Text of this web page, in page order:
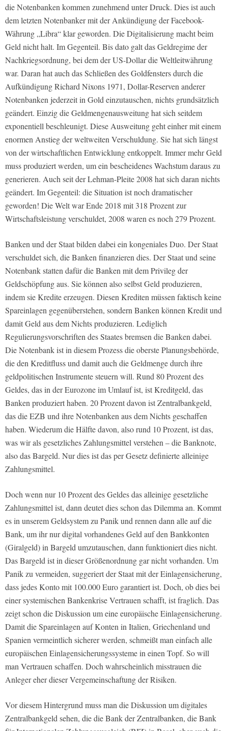
die Notenbanken kommen zunehmend unter Druck. Dies ist auch
dem letzten Notenbanker mit der Ankündigung der Facebook-
Währung „Libra“ klar geworden. Die Digitalisierung macht beim
Geld nicht halt. Im Gegenteil. Bis dato galt das Geldregime der
Nachkriegsordnung, bei dem der US-Dollar die Weltleitwährung
war. Daran hat auch das Schließen des Goldfensters durch die
Aufkündigung Richard Nixons 1971, Dollar-Reserven anderer
Notenbanken jederzeit in Gold einzutauschen, nichts grundsätzlich
geändert. Einzig die Geldmengenausweitung hat sich seitdem
exponentiell beschleunigt. Diese Ausweitung geht einher mit einem
enormen Anstieg der weltweiten Verschuldung. Sie hat sich längst
von der wirtschaftlichen Entwicklung entkoppelt. Immer mehr Geld
muss produziert werden, um ein bescheidenes Wachstum daraus zu
generieren. Auch seit der Lehman-Pleite 2008 hat sich daran nichts
geändert. Im Gegenteil: die Situation ist noch dramatischer
geworden! Die Welt war Ende 2018 mit 318 Prozent zur
Wirtschaftsleistung verschuldet, 2008 waren es noch 279 Prozent.
Banken und der Staat bilden dabei ein kongeniales Duo. Der Staat
verschuldet sich, die Banken finanzieren dies. Der Staat und seine
Notenbank statten dafür die Banken mit dem Privileg der
Geldschöpfung aus. Sie können also selbst Geld produzieren,
indem sie Kredite erzeugen. Diesen Krediten müssen faktisch keine
Spareinlagen gegenüberstehen, sondern Banken können Kredit und
damit Geld aus dem Nichts produzieren. Lediglich
Regulierungsvorschriften des Staates bremsen die Banken dabei.
Die Notenbank ist in diesem Prozess die oberste Planungsbehörde,
die den Kreditfluss und damit auch die Geldmenge durch ihre
geldpolitischen Instrumente steuern will. Rund 80 Prozent des
Geldes, das in der Eurozone im Umlauf ist, ist Kreditgeld, das
Banken produziert haben. 20 Prozent davon ist Zentralbankgeld,
das die EZB und ihre Notenbanken aus dem Nichts geschaffen
haben. Wiederum die Hälfte davon, also rund 10 Prozent, ist das,
was wir als gesetzliches Zahlungsmittel verstehen – die Banknote,
also das Bargeld. Nur dies ist das per Gesetz definierte alleinige
Zahlungsmittel.
Doch wenn nur 10 Prozent des Geldes das alleinige gesetzliche
Zahlungsmittel ist, dann deutet dies schon das Dilemma an. Kommt
es in unserem Geldsystem zu Panik und rennen dann alle auf die
Bank, um ihr nur digital vorhandenes Geld auf den Bankkonten
(Giralgeld) in Bargeld umzutauschen, dann funktioniert dies nicht.
Das Bargeld ist in dieser Größenordnung gar nicht vorhanden. Um
Panik zu vermeiden, suggeriert der Staat mit der Einlagensicherung,
dass jedes Konto mit 100.000 Euro garantiert ist. Doch, ob dies bei
einer systemischen Bankenkrise Vertrauen schafft, ist fraglich. Das
zeigt schon die Diskussion um eine europäische Einlagensicherung.
Damit die Spareinlagen auf Konten in Italien, Griechenland und
Spanien vermeintlich sicherer werden, schmeißt man einfach alle
europäischen Einlagensicherungssysteme in einen Topf. So will
man Vertrauen schaffen. Doch wahrscheinlich misstrauen die
Anleger eher dieser Vergemeinschaftung der Risiken.
Vor diesem Hintergrund muss man die Diskussion um digitales
Zentralbankgeld sehen, die die Bank der Zentralbanken, die Bank